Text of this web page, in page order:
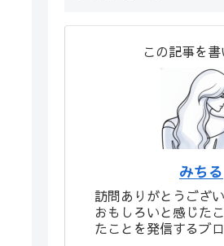
この記事を書
みちる
訪問ありがとうござ
おもしろいと感じた
たことを発信するブ